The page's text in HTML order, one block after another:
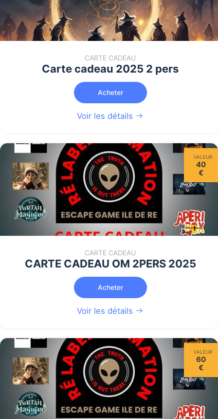
CARTE CADEAU
Carte cadeau 2025 2 pers
Acheter
Voir les détails
VALEUR
40
€
CARTE CADEAU
CARTE CADEAU OM 2PERS 2025
Acheter
Voir les détails
VALEUR
60
€